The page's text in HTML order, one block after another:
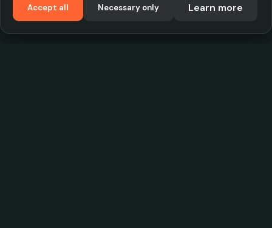
Accept all
Necessary only Learn more